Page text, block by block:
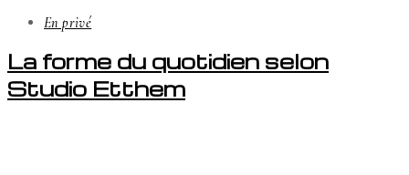
En privé
La forme du quotidien selon
Studio Etthem